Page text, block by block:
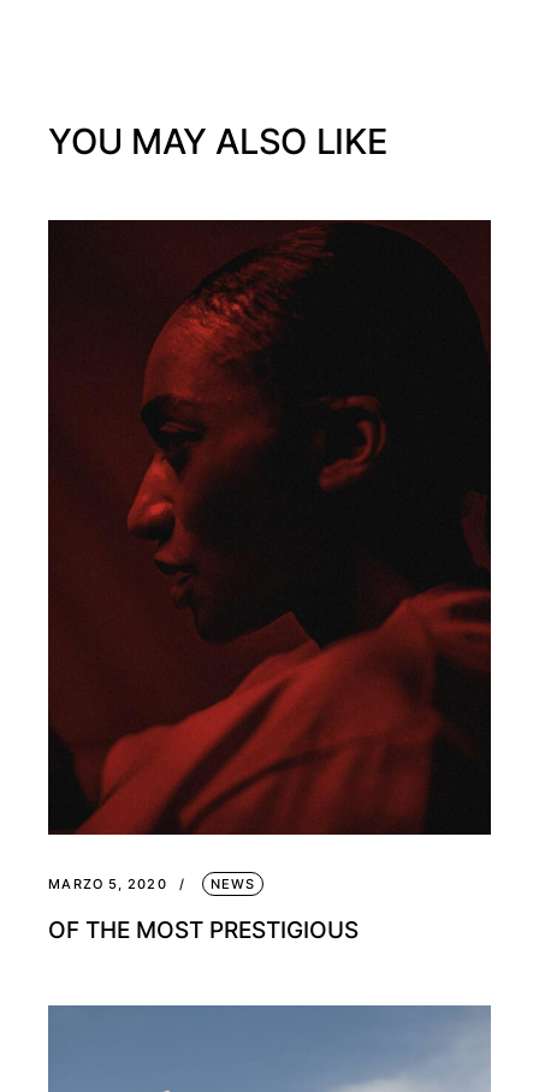
YOU MAY ALSO LIKE
MARZO 5, 2020 NEWS
OF THE MOST PRESTIGIOUS